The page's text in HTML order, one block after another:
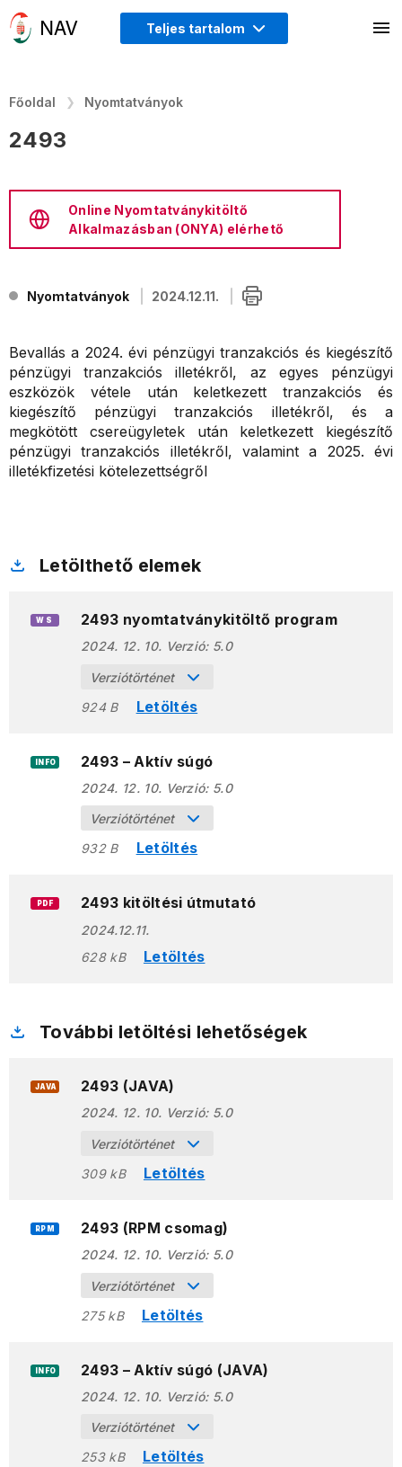
Teljes tartalom
Főoldal Nyomtatványok
2493
Online Nyomtatványkitöltő
Alkalmazásban (ONYA) elérhető
Nyomtatványok 2024.12.11.
Bevallás a 2024. évi pénzügyi tranzakciós és kiegészítő
pénzügyi tranzakciós illetékről, az egyes pénzügyi
eszközök vétele után keletkezett tranzakciós és
kiegészítő pénzügyi tranzakciós illetékről, és a
megkötött csereügyletek után keletkezett kiegészítő
pénzügyi tranzakciós illetékről, valamint a 2025. évi
illetékfizetési kötelezettségről
Letölthető elemek
WS 2493 nyomtatványkitöltő program
2024. 12. 10. Verzió: 5.0
Verziótörténet
924 B
Letöltés
INFO 2493 – Aktív súgó
2024. 12. 10. Verzió: 5.0
Verziótörténet
932 B
Letöltés
PDF 2493 kitöltési útmutató
2024.12.11.
628 kB
Letöltés
További letöltési lehetőségek
JAVA 2493 (JAVA)
2024. 12. 10. Verzió: 5.0
Verziótörténet
309 kB
Letöltés
RPM 2493 (RPM csomag)
2024. 12. 10. Verzió: 5.0
Verziótörténet
275 kB
Letöltés
INFO 2493 – Aktív súgó (JAVA)
2024. 12. 10. Verzió: 5.0
Verziótörténet
253 kB
Letöltés